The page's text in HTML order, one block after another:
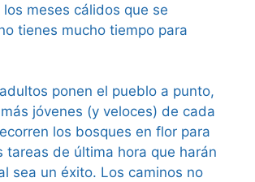
meses cálidos que se
tienes mucho tiempo para
ponen el pueblo a punto,
jóvenes (y veloces) de cada
los bosques en flor para
tareas de última hora que harán
sea un éxito. Los caminos no